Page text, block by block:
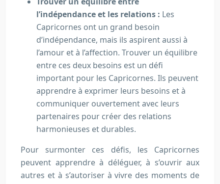
l’indépendance et les relations : Les
Capricornes ont un grand besoin
d’indépendance, mais ils aspirent aussi à
l’amour et à l’affection. Trouver un équilibre
entre ces deux besoins est un défi
important pour les Capricornes. Ils peuvent
apprendre à exprimer leurs besoins et à
communiquer ouvertement avec leurs
partenaires pour créer des relations
harmonieuses et durables.
Pour surmonter ces défis, les Capricornes
peuvent apprendre à déléguer, à s’ouvrir aux
autres et à s’autoriser à vivre des moments de